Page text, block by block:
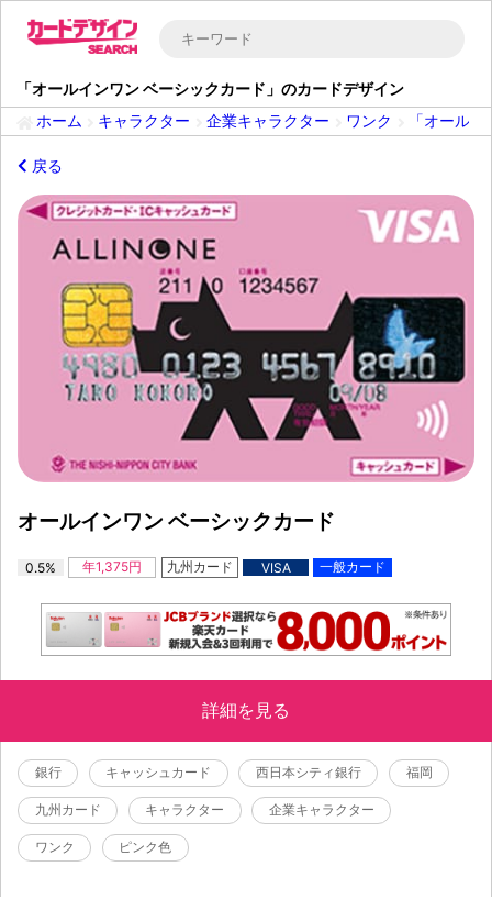
「オールインワン ベーシックカード」のカードデザイン
ホーム
キャラクター 企業キャラクター ワンク 「オール
戻る
オールインワン ベーシックカード
0.5% 年1,375円 九州カード VISA 一般カード
詳細を見る
銀行 キャッシュカード 西日本シティ銀行 福岡
九州カード キャラクター 企業キャラクター
ワンク ピンク色